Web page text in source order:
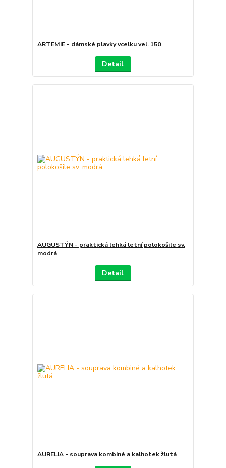
ARTEMIE - dámské plavky vcelku vel. 150
Detail
AUGUSTÝN - praktická lehká letní polokošile sv.
modrá
Detail
AURELIA - souprava kombiné a kalhotek žlutá